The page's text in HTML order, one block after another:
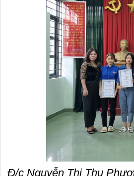
Đ/c Nguyễn Thị Thu